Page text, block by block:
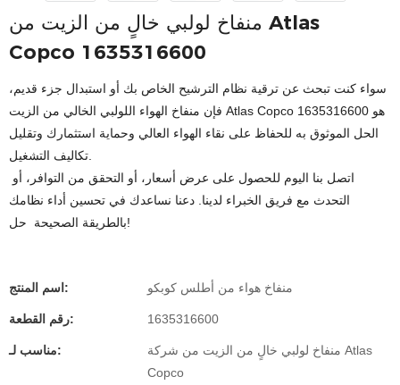
منفاخ لولبي خالٍ من الزيت من Atlas
Copco 1635316600
سواء كنت تبحث عن ترقية نظام الترشيح الخاص بك أو استبدال جزء قديم،
فإن منفاخ الهواء اللولبي الخالي من الزيت Atlas Copco 1635316600 هو
الحل الموثوق به للحفاظ على نقاء الهواء العالي وحماية استثمارك وتقليل
التحدث مع فريق الخبراء لدينا. دعنا نساعدك في تحسين أداء نظامك
بالطريقة الصحيحة حل!
اسم المنتج: منفاخ هواء من أطلس كوبكو
رقم القطعة: 1635316600
مناسب لـ:
منفاخ لولبي خالٍ من الزيت من شركة Atlas
Copco